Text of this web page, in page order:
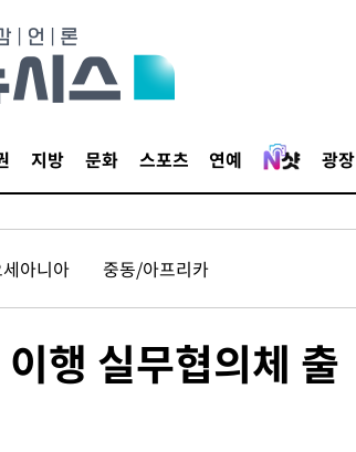
지방 문화 스포츠 연예 광장
아니아 중동/아프리카
행 실무협의체 출